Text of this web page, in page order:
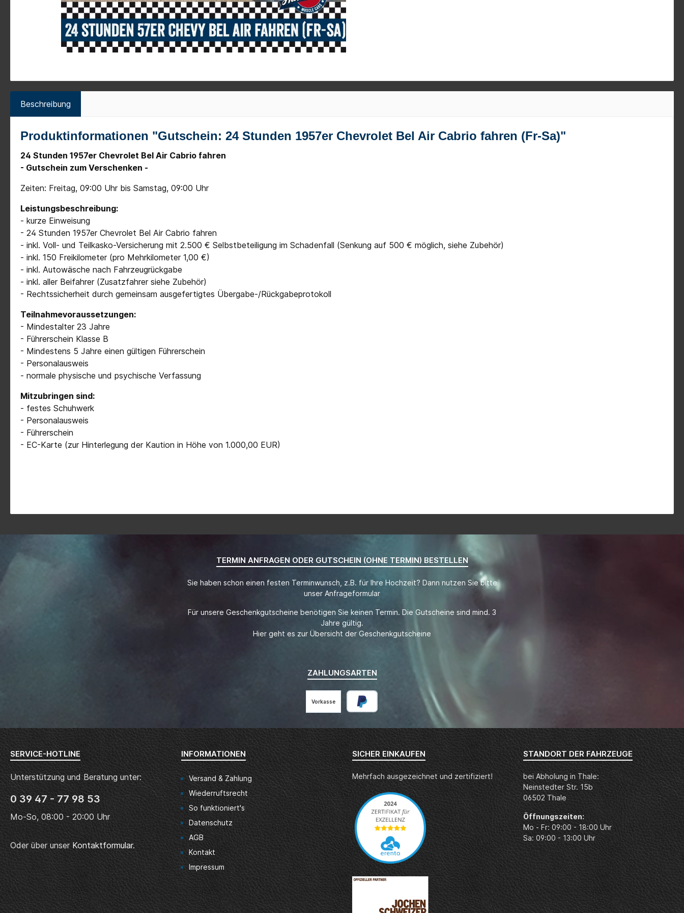
Beschreibung
Produktinformationen "Gutschein: 24 Stunden 1957er Chevrolet Bel Air Cabrio fahren (Fr-Sa)"
24 Stunden 1957er Chevrolet Bel Air Cabrio fahren
- Gutschein zum Verschenken -
Zeiten: Freitag, 09:00 Uhr bis Samstag, 09:00 Uhr
Leistungsbeschreibung:
- kurze Einweisung
- 24 Stunden 1957er Chevrolet Bel Air Cabrio fahren
- inkl. Voll- und Teilkasko-Versicherung mit 2.500 € Selbstbeteiligung im Schadenfall (Senkung auf 500 € möglich, siehe Zubehör)
- inkl. 150 Freikilometer (pro Mehrkilometer 1,00 €)
- inkl. Autowäsche nach Fahrzeugrückgabe
- inkl. aller Beifahrer (Zusatzfahrer siehe Zubehör)
- Rechtssicherheit durch gemeinsam ausgefertigtes Übergabe-/Rückgabeprotokoll
Teilnahmevoraussetzungen:
- Mindestalter 23 Jahre
- Führerschein Klasse B
- Mindestens 5 Jahre einen gültigen Führerschein
- Personalausweis
- normale physische und psychische Verfassung
Mitzubringen sind:
- festes Schuhwerk
- Personalausweis
- Führerschein
- EC-Karte (zur Hinterlegung der Kaution in Höhe von 1.000,00 EUR)
TERMIN ANFRAGEN ODER GUTSCHEIN (OHNE TERMIN) BESTELLEN
Sie haben schon einen festen Terminwunsch, z.B. für Ihre Hochzeit? Dann nutzen Sie bitte
unser Anfrageformular
Für unsere Geschenkgutscheine benötigen Sie keinen Termin. Die Gutscheine sind mind. 3
Jahre gültig.
Hier geht es zur Übersicht der Geschenkgutscheine
ZAHLUNGSARTEN
Vorkasse
SERVICE-HOTLINE
Unterstützung und Beratung unter:
0 39 47 - 77 98 53
Mo-So, 08:00 - 20:00 Uhr
Oder über unser Kontaktformular.
INFORMATIONEN
Versand & Zahlung
Wiederruftsrecht
So funktioniert's
Datenschutz
AGB
Kontakt
Impressum
SICHER EINKAUFEN
Mehrfach ausgezeichnet und zertifiziert!
STANDORT DER FAHRZEUGE
bei Abholung in Thale:
Neinstedter Str. 15b
06502 Thale
Öffnungszeiten:
Mo - Fr: 09:00 - 18:00 Uhr
Sa: 09:00 - 13:00 Uhr